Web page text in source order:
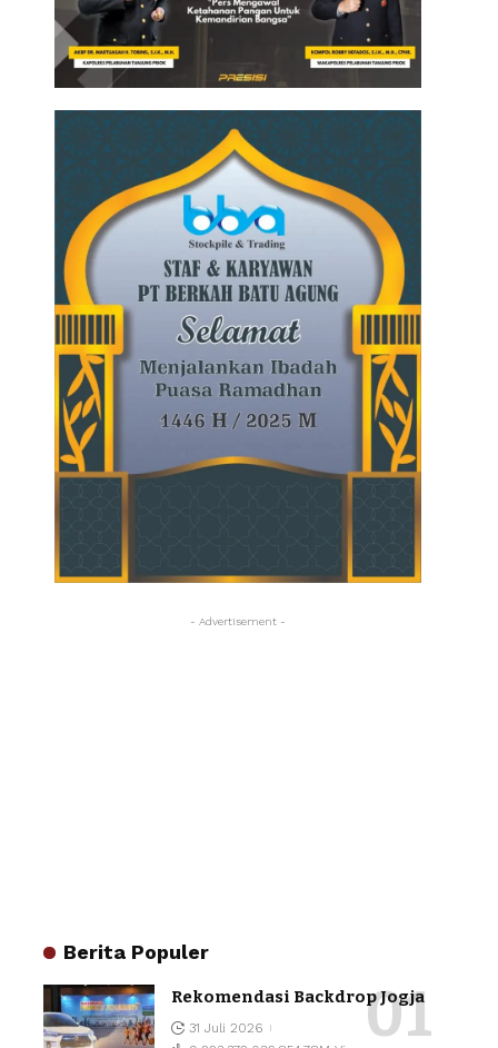
- Advertisement -
Berita Populer
Rekomendasi Backdrop Jogja
31 Juli 2026